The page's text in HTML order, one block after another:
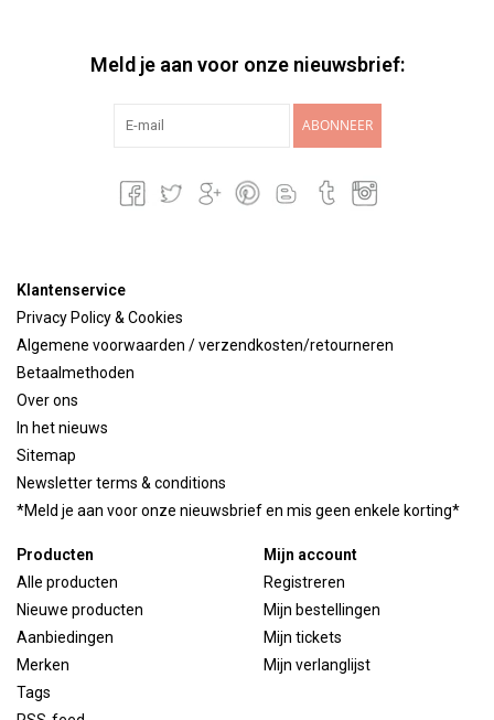
Meld je aan voor onze nieuwsbrief:
ABONNEER
Klantenservice
Privacy Policy & Cookies
Algemene voorwaarden / verzendkosten/retourneren
Betaalmethoden
Over ons
In het nieuws
Sitemap
Newsletter terms & conditions
*Meld je aan voor onze nieuwsbrief en mis geen enkele korting*
Producten
Alle producten
Nieuwe producten
Aanbiedingen
Merken
Tags
Mijn account
Registreren
Mijn bestellingen
Mijn tickets
Mijn verlanglijst